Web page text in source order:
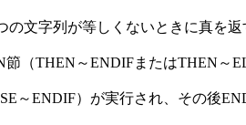
文字列が等しくないときに真を
（THEN～ENDIFまたはTHEN～
～ENDIF）が実行され、その後